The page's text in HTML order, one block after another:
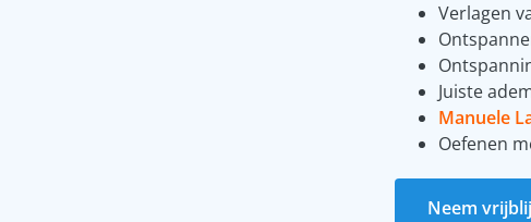
Verlagen
Juiste
Manuele
Oefenen
Neem